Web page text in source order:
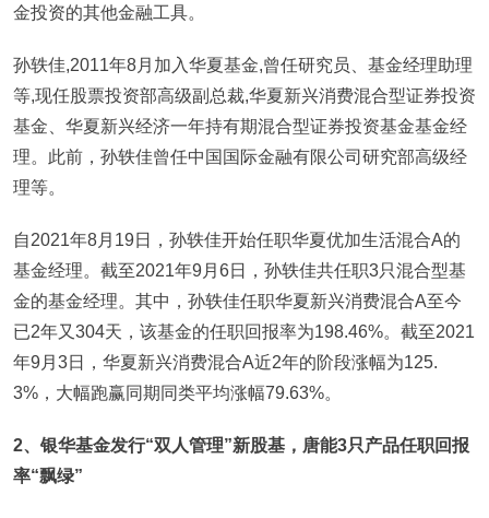
金投资的其他金融工具。
孙轶佳,2011年8月加入华夏基金,曾任研究员、基金经理助理
等,现任股票投资部高级副总裁,华夏新兴消费混合型证券投资
基金、华夏新兴经济一年持有期混合型证券投资基金基金经
理。此前，孙轶佳曾任中国国际金融有限公司研究部高级经
理等。
自2021年8月19日，孙轶佳开始任职华夏优加生活混合A的
基金经理。截至2021年9月6日，孙轶佳共任职3只混合型基
金的基金经理。其中，孙轶佳任职华夏新兴消费混合A至今
已2年又304天，该基金的任职回报率为198.46%。截至2021
年9月3日，华夏新兴消费混合A近2年的阶段涨幅为125.
3%，大幅跑赢同期同类平均涨幅79.63%。
2、银华基金发行“双人管理”新股基，唐能3只产品任职回报
率“飘绿”